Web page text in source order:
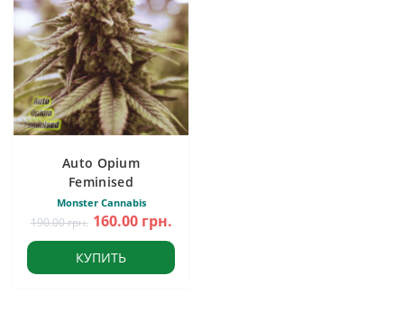
Auto Opium
Feminised
Monster Cannabis
190.00 грн. 160.00 грн.
КУПИТЬ